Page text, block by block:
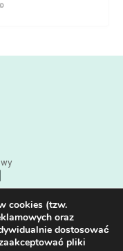
Katowice
cookies (tzw.
oraz
dostosować
pliki